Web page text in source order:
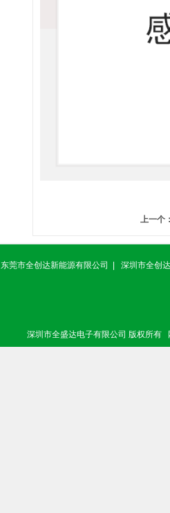
上一个
东莞市全创达新能源有限公司 深圳市全创
深圳市全盛达电子有限公司 版权所有